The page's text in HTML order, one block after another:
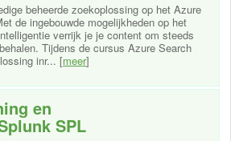
beheerde zoekoplossing op het Azure
de ingebouwde mogelijkheden op het
verrijk je je content om steeds
Tijdens de cursus Azure Search
inr... [meer]
en
SPL